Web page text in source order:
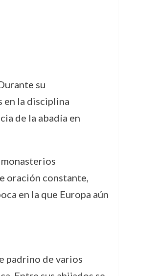
su
en la disciplina
de la abadía en
oración constante,
en la que Europa aún
padrino de varios